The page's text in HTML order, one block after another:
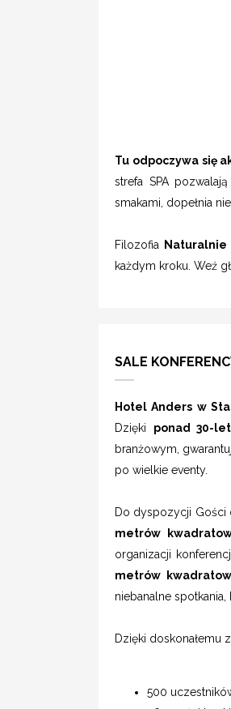
Tu odpoczywa się
strefa SPA
smakami, dopełnia
Filozofia Naturalnie
każdym kroku. Weź
SALE
Hotel Anders w
Dzięki ponad 30-
branżowym,
po wielkie eventy.
Do dyspozycji
metrów
organizacji
metrów
niebanalne
Dzięki doskonałemu
500